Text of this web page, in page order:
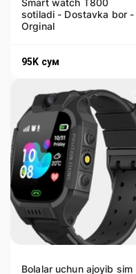
Smart watch T800
sotiladi - Dostavka bor -
Orginal
95K сум
Bolalar uchun ajoyib sim